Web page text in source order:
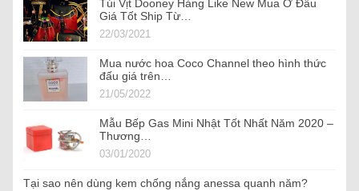
Túi Vịt Dooney Hàng Like New Mua Ở Đâu
Giá Tốt Ship Từ…
22/03/2021
Mua nước hoa Coco Channel theo hình thức
đấu giá trên…
21/05/2022
Mẫu Bếp Gas Mini Nhật Tốt Nhất Năm 2020 –
Thương…
03/01/2020
Tại sao nên dùng kem chống nắng anessa quanh năm?